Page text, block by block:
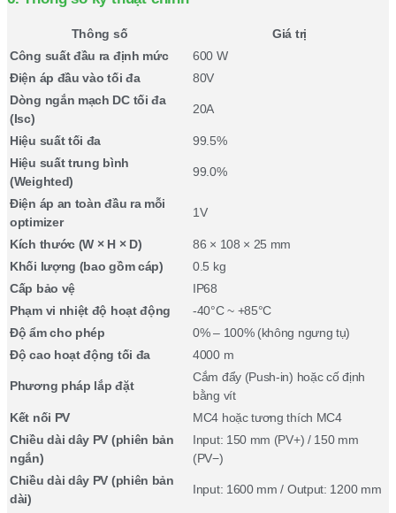
Thông số
Giá trị
Công suất đầu ra định mức
600 W
Điện áp đầu vào tối đa
80V
Dòng ngắn mạch DC tối đa
(Isc)
20A
Hiệu suất tối đa
99.5%
Hiệu suất trung bình
(Weighted)
99.0%
Điện áp an toàn đầu ra mỗi
optimizer
1V
Kích thước (W × H × D)
86 × 108 × 25 mm
Khối lượng (bao gồm cáp)
0.5 kg
Cấp bảo vệ
IP68
Phạm vi nhiệt độ hoạt động
-40°C ~ +85°C
Độ ẩm cho phép
0% – 100% (không ngưng tụ)
Độ cao hoạt động tối đa
4000 m
Phương pháp lắp đặt
Cắm đẩy (Push-in) hoặc cố định
bằng vít
Kết nối PV
MC4 hoặc tương thích MC4
Chiều dài dây PV (phiên bản
ngắn)
Input: 150 mm (PV+) / 150 mm
(PV−)
Chiều dài dây PV (phiên bản
dài)
Input: 1600 mm / Output: 1200 mm